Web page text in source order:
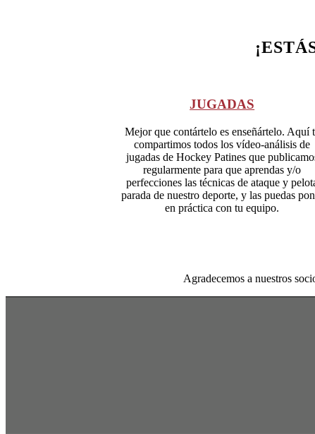
JUGADAS
Mejor que contártelo es enseñártelo. Aquí
compartimos todos los vídeo-análisis de
jugadas de Hockey Patines que
regularmente para que aprendas y/o
perfecciones las técnicas de ataque y
parada de nuestro deporte, y las puedas
en práctica con tu equipo.
Agradecemos a nuestros